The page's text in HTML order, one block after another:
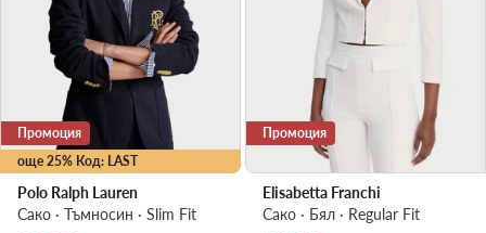
още 25% Код: LAST
Промоция
Polo Ralph Lauren
Сако · Тъмносин · Slim Fit
Промоция
Elisabetta Franchi
Сако · Бял · Regular Fit